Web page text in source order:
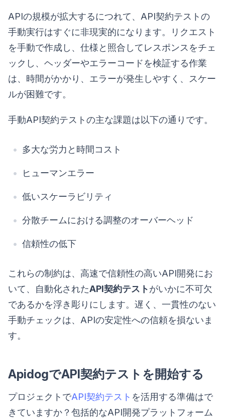
APIの規模が拡大するにつれて、API契約テストの
手動実行はすぐに非現実的になります。リクエスト
を手動で作成し、仕様と照合してレスポンスをチェ
ックし、ヘッダーやエラーコードを検証する作業
は、時間がかかり、エラーが発生しやすく、スケー
ルが困難です。
手動API契約テストの主な課題は以下の通りです。
多大な労力と時間コスト
ヒューマンエラー
低いスケーラビリティ
分散チームにおける調整のオーバーヘッド
信頼性の低下
これらの制約は、高速で信頼性の高いAPI開発にお
いて、自動化されたAPI契約テストがいかに不可欠
であるかを浮き彫りにします。遅く、一貫性のない
手動チェックは、APIの安定性への信頼を損ないま
す。
ApidogでAPI契約テストを開始する
プロジェクトでAPI契約テスト を活用する準備はで
きていますか？包括的なAPI開発プラットフォーム